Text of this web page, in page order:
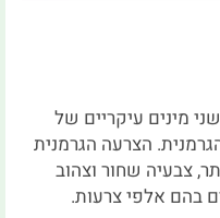
מינים עיקריים של
הצרעה הגרמנית
צבעיה שחור וצהוב
בהם אלפי צרעות.